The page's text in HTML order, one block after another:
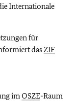
Internationale
für
dasZIF
imOSZE-Raum